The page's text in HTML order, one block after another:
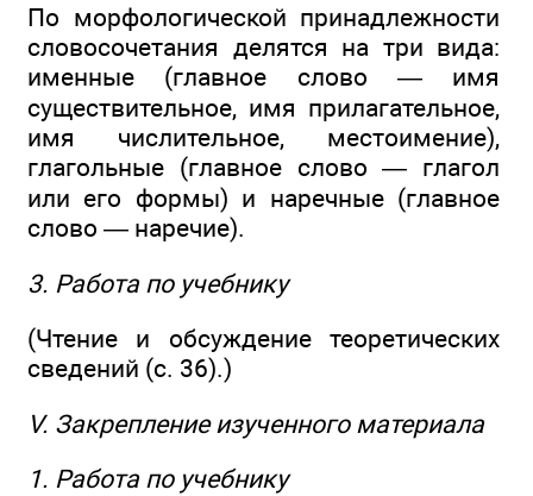
По морфологической принадлежности
словосочетания делятся на три вида:
именные (главное слово — имя
существительное, имя прилагательное,
имя числительное, местоимение),
глагольные (главное слово — глагол
или его формы) и наречные (главное
слово — наречие).
3. Работа по учебнику
(Чтение и обсуждение теоретических
сведений (с. 36).)
V. Закрепление изученного материала
1. Работа по учебнику